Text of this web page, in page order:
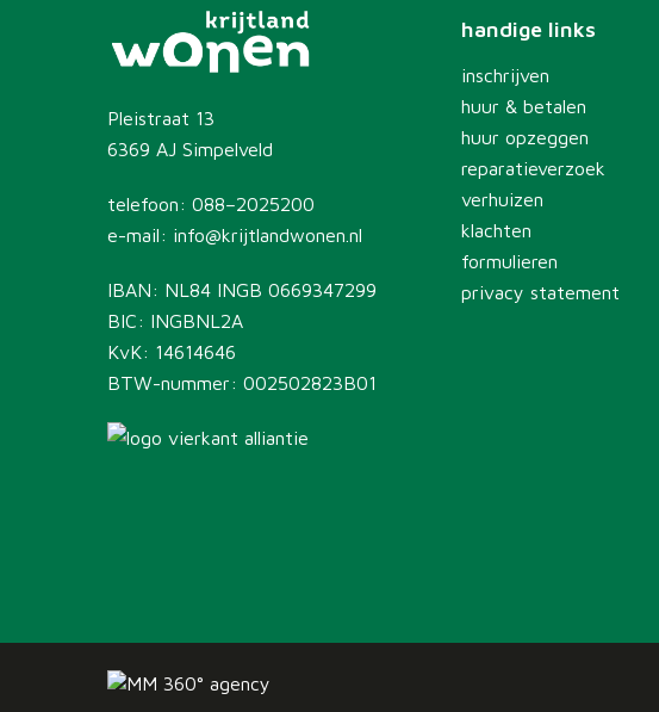
Pleistraat 13
6369 AJ Simpelveld
telefoon: 088–2025200
e-mail: info@krijtlandwonen.nl
IBAN: NL84 INGB 0669347299
BIC: INGBNL2A
KvK: 14614646
BTW-nummer: 002502823B01
handige links
inschrijven
huur & betalen
huur opzeggen
reparatieverzoek
verhuizen
klachten
formulieren
privacy statement